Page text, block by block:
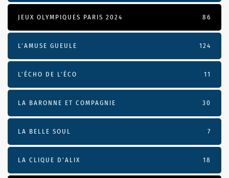
JEUX OLYMPIQUES PARIS 2024 86
L'AMUSE GUEULE 124
L’ÉCHO DE L’ÉCO 11
LA BARONNE ET COMPAGNIE 30
LA BELLE SOUL 7
LA CLIQUE D'ALIX 18